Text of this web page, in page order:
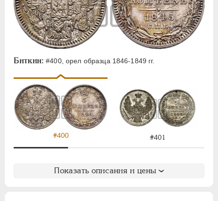
Биткин: #400, орел образца 1846-1849 гг.
#400 #401
Показать описания и цены